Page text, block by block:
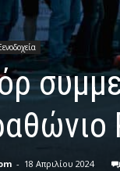
- 18 Απριλίου 2024